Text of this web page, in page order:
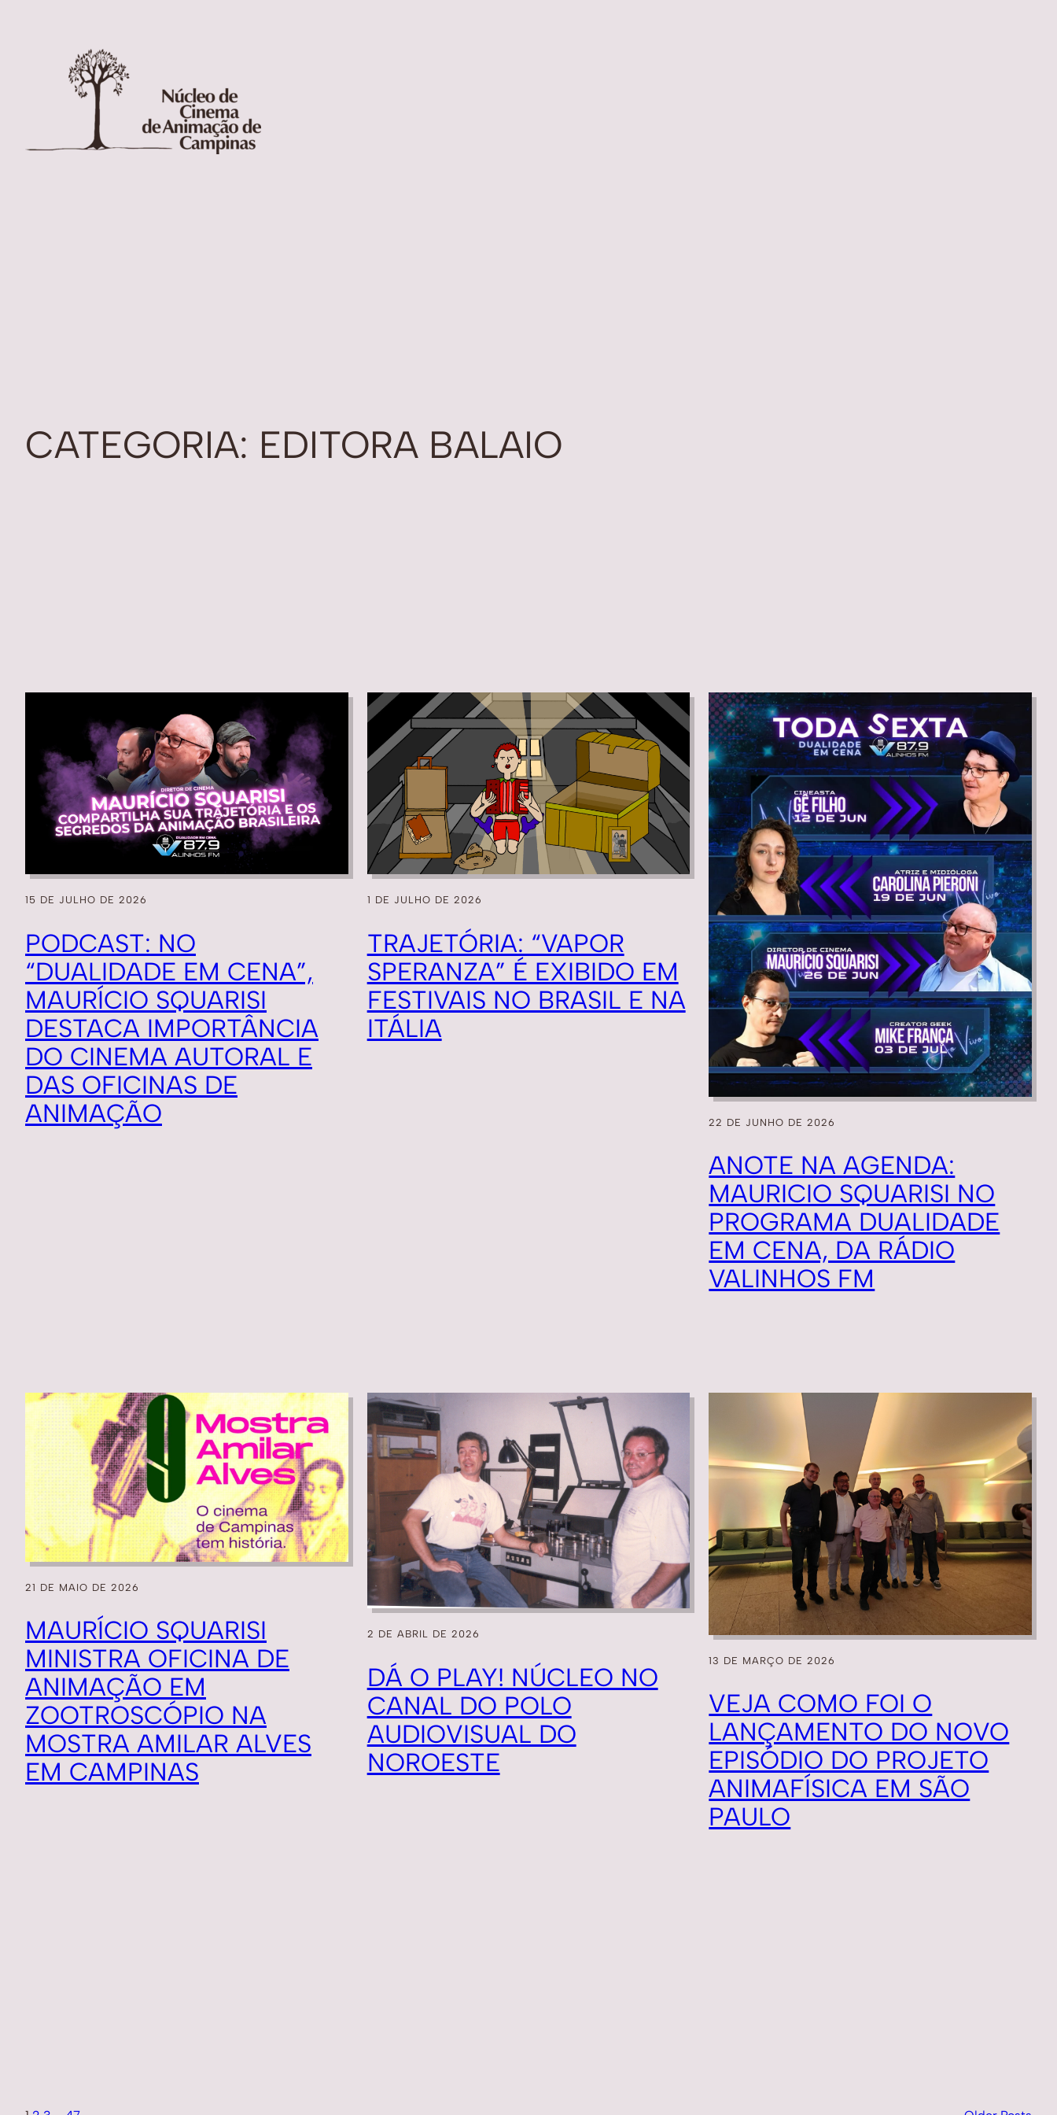
CATEGORIA: EDITORA BALAIO
15 DE JULHO DE 2026
PODCAST: NO
“DUALIDADE EM CENA”,
MAURÍCIO SQUARISI
DESTACA IMPORTÂNCIA
DO CINEMA AUTORAL E
DAS OFICINAS DE
ANIMAÇÃO
1 DE JULHO DE 2026
TRAJETÓRIA: “VAPOR
SPERANZA” É EXIBIDO EM
FESTIVAIS NO BRASIL E NA
ITÁLIA
22 DE JUNHO DE 2026
ANOTE NA AGENDA:
MAURICIO SQUARISI NO
PROGRAMA DUALIDADE
EM CENA, DA RÁDIO
VALINHOS FM
21 DE MAIO DE 2026
MAURÍCIO SQUARISI
MINISTRA OFICINA DE
ANIMAÇÃO EM
ZOOTROSCÓPIO NA
MOSTRA AMILAR ALVES
EM CAMPINAS
2 DE ABRIL DE 2026
DÁ O PLAY! NÚCLEO NO
CANAL DO POLO
AUDIOVISUAL DO
NOROESTE
13 DE MARÇO DE 2026
VEJA COMO FOI O
LANÇAMENTO DO NOVO
EPISÓDIO DO PROJETO
ANIMAFÍSICA EM SÃO
PAULO